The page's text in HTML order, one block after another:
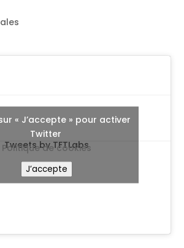
Tweets by TFTLabs
« J’accepte » pour activer
Twitter
Politique de cookies
J’accepte